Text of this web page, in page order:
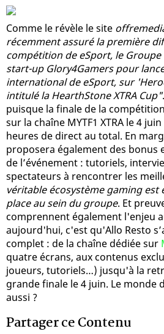
Comme le révèle le site
récemment assuré la première
compétition de eSport, le Groupe
start-up Glory4Gamers pour
international de eSport, sur
intitulé la HearthStone XTRA Cup"
puisque la finale de la
sur la chaîne MYTF1 XTRA le 4
heures de direct au total. En
proposera également des bonus
de l’événement : tutoriels,
spectateurs à rencontrer les
véritable écosystème gaming
place au sein du groupe. Et
comprennent également l'enjeu
aujourd'hui, c'est qu'Allo Resto
complet : de la chaîne dédiée sur
quatre écrans, aux contenus
joueurs, tutoriels…) jusqu'à la
grande finale le 4 juin. Le monde
aussi ?
Partager ce Contenu